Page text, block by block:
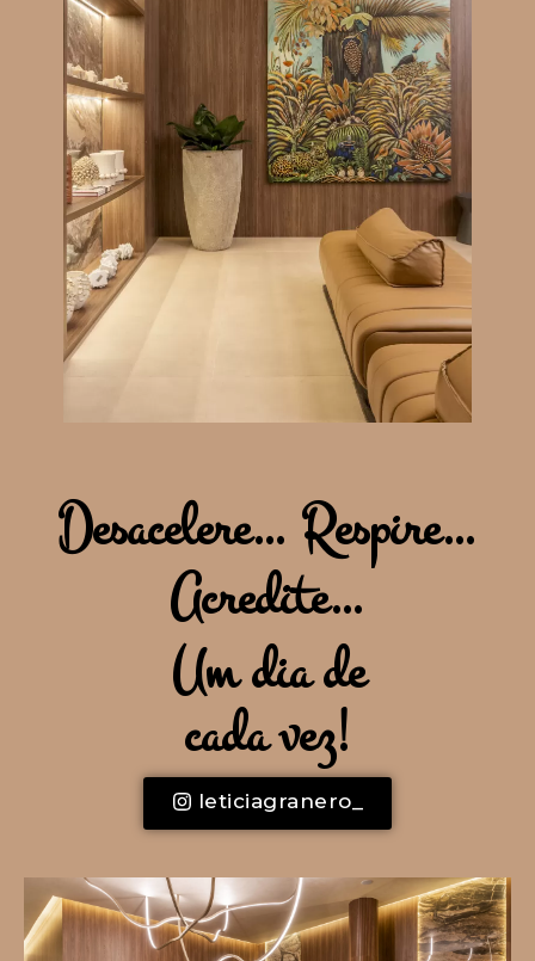
Desacelere… Respire…
Acredite…
Um dia de
cada vez!
leticiagranero_